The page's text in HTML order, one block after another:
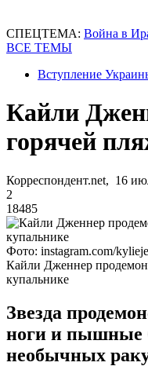
СПЕЦТЕМА: Война в
ВСЕ ТЕМЫ
Вступление
Кайли
горячей
Корреспондент.net, 16
2
18485
Фото: instagram.com/
Кайли Дженнер
купальнике
Звезда
ноги и пышные
необычных